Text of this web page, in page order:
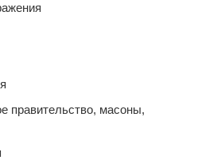
правительство, масоны,